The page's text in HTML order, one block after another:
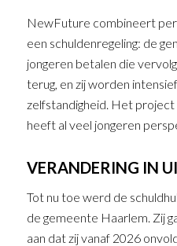
NewFuture combineert
een schuldenregeling: de
jongeren betalen die
terug, en zij worden
zelfstandigheid. Het
heeft al veel jongeren
VERANDERING IN
Tot nu toe werd de
de gemeente Haarlem. Zij
aan dat zij vanaf 2026